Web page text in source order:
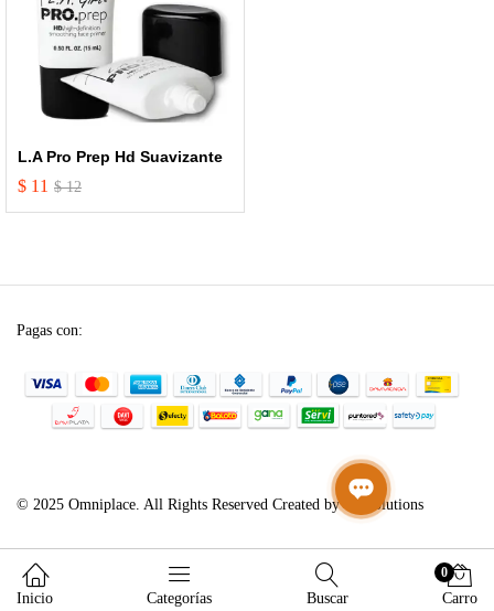
L.A Pro Prep Hd Suavizante
$ 11 $12
© 2025 Omniplace. All Rights Reserved Created by SP Solutions
Pagas con:
Inicio Categorías Buscar
0
Carro